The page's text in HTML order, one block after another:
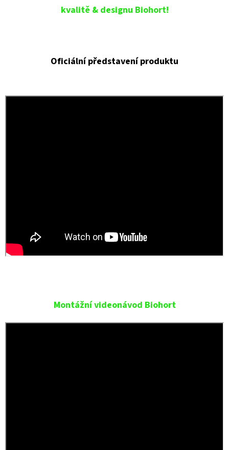
kvalitě & designu Biohort!
Oficiální představení produktu
Montážní videonávod Biohort